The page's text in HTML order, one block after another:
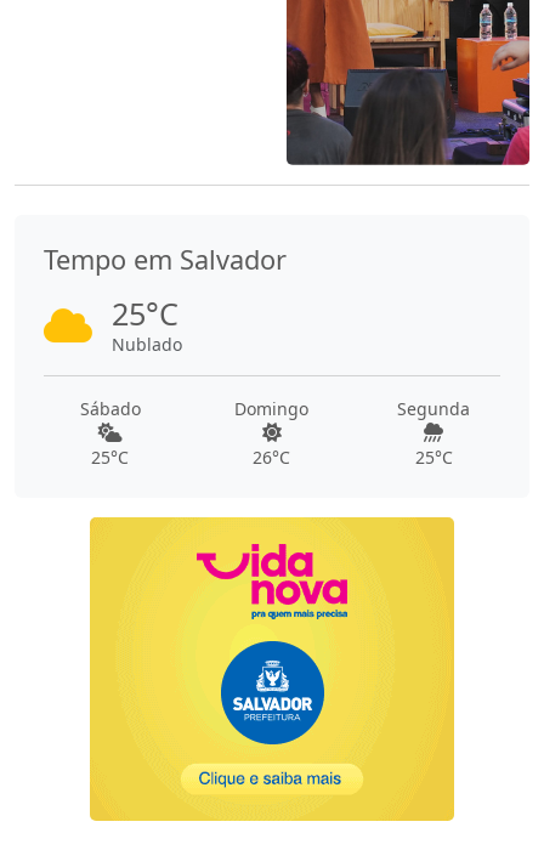
Tempo em Salvador
25°C
Nublado
Sábado
25°C
Domingo
26°C
Segunda
25°C